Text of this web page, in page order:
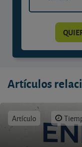
Artículos
Artículo